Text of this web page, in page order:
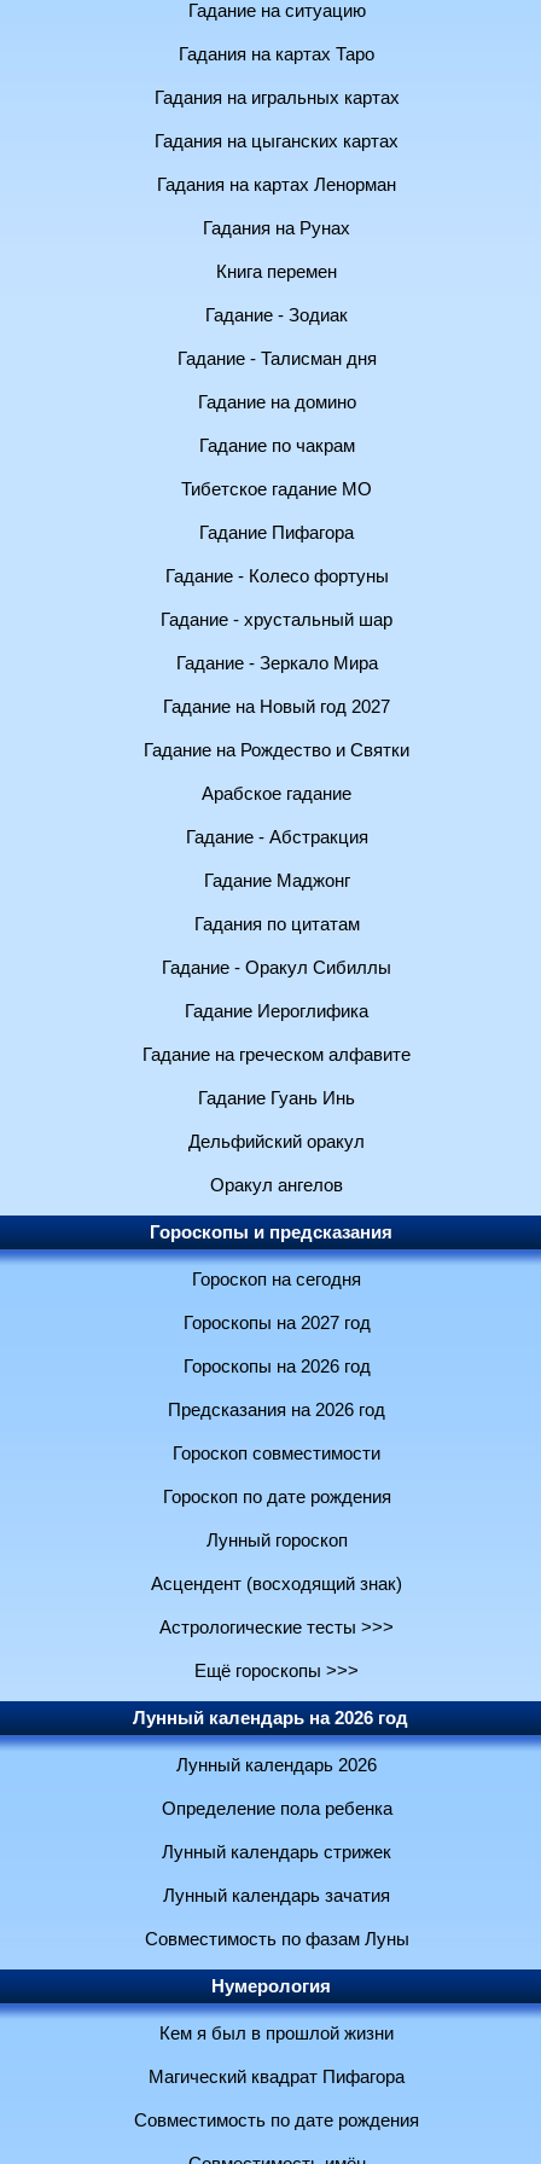
Гадание на ситуацию
Гадания на картах Таро
Гадания на игральных картах
Гадания на цыганских картах
Гадания на картах Ленорман
Гадания на Рунах
Книга перемен
Гадание - Зодиак
Гадание - Талисман дня
Гадание на домино
Гадание по чакрам
Тибетское гадание МО
Гадание Пифагора
Гадание - Колесо фортуны
Гадание - хрустальный шар
Гадание - Зеркало Мира
Гадание на Новый год 2027
Гадание на Рождество и Святки
Арабское гадание
Гадание - Абстракция
Гадание Маджонг
Гадания по цитатам
Гадание - Оракул Сибиллы
Гадание Иероглифика
Гадание на греческом алфавите
Гадание Гуань Инь
Дельфийский оракул
Оракул ангелов
Гороскопы и предсказания
Гороскоп на сегодня
Гороскопы на 2027 год
Гороскопы на 2026 год
Предсказания на 2026 год
Гороскоп совместимости
Гороскоп по дате рождения
Лунный гороскоп
Асцендент (восходящий знак)
Астрологические тесты >>>
Ещё гороскопы >>>
Лунный календарь на 2026 год
Лунный календарь 2026
Определение пола ребенка
Лунный календарь стрижек
Лунный календарь зачатия
Совместимость по фазам Луны
Нумерология
Кем я был в прошлой жизни
Магический квадрат Пифагора
Совместимость по дате рождения